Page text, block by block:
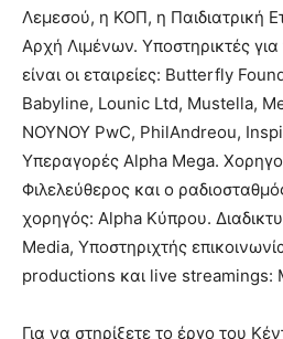
Λεμεσού, η ΚΟΠ, η Παιδιατρική
Αρχή Λιμένων. Υποστηρικτές για
είναι οι εταιρείες: Butterfly
Babyline, Lounic Ltd, Mustella,
NOYNOY PwC, PhilAndreou,
Υπεραγορές Alpha Mega.
Φιλελεύθερος και ο
χορηγός: Alpha Κύπρου.
Media, Υποστηριχτής
productions και live streamings:
Για να στηρίξετε το έργο του